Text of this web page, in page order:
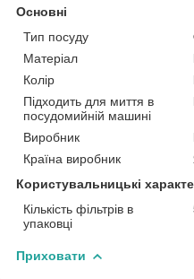
Основні
Тип посуду
Матеріал
Колір
Підходить для миття в
посудомийній машині
Виробник
Країна виробник
Користувальницькі
Кількість фільтрів в
упаковці
Приховати